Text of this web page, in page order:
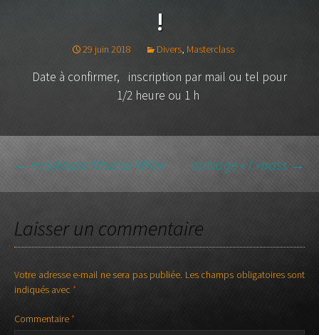
!
29 juin 2018 Divers, Masterclass
Date à confirmer, inscription par mail ou tel pour
1/2 heure ou 1 h
NAVIGATION
DES
ARTICLES
← markbass Marcus Miller arrivage « f »bass →
Laisser un commentaire
Votre adresse e-mail ne sera pas publiée. Les champs obligatoires sont
indiqués avec *
Commentaire*